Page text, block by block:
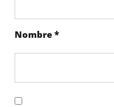
Nombre*